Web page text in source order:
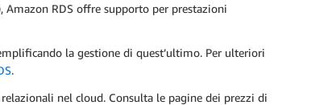
Amazon RDS offre supporto per prestazioni
la gestione di quest’ultimo. Per ulteriori
.
nel cloud. Consulta le pagine dei prezzi di